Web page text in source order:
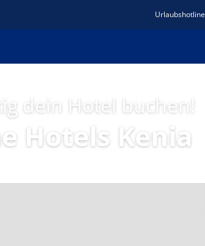
Urlaubshotline
dein Hotel buchen!
Hotels Kenia